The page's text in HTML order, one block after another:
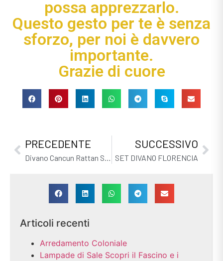
possa apprezzarlo.
Questo gesto per te è senza
sforzo, per noi è davvero
importante.
Grazie di cuore
PRECEDENTE
Divano Cancun Rattan Sintetico
SUCCESSIVO
SET DIVANO FLORENCIA
Articoli recenti
Arredamento Coloniale
Lampade di Sale Scopri il Fascino e i